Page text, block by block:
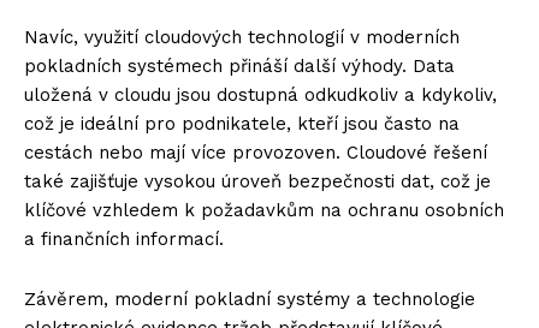
Navíc, využití cloudových technologií v moderních
pokladních systémech přináší další výhody. Data
uložená v cloudu jsou dostupná odkudkoliv a kdykoliv,
což je ideální pro podnikatele, kteří jsou často na
cestách nebo mají více provozoven. Cloudové řešení
také zajišťuje vysokou úroveň bezpečnosti dat, což je
klíčové vzhledem k požadavkům na ochranu osobních
a finančních informací.
Závěrem, moderní pokladní systémy a technologie